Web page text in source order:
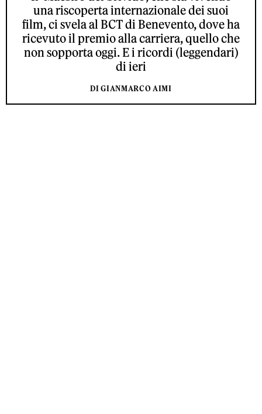
una riscoperta internazionale dei suoi
film, ci svela al BCT di Benevento, dove ha
ricevuto il premio alla carriera, quello che
non sopporta oggi. E i ricordi (leggendari)
di ieri
DI GIANMARCO AIMI